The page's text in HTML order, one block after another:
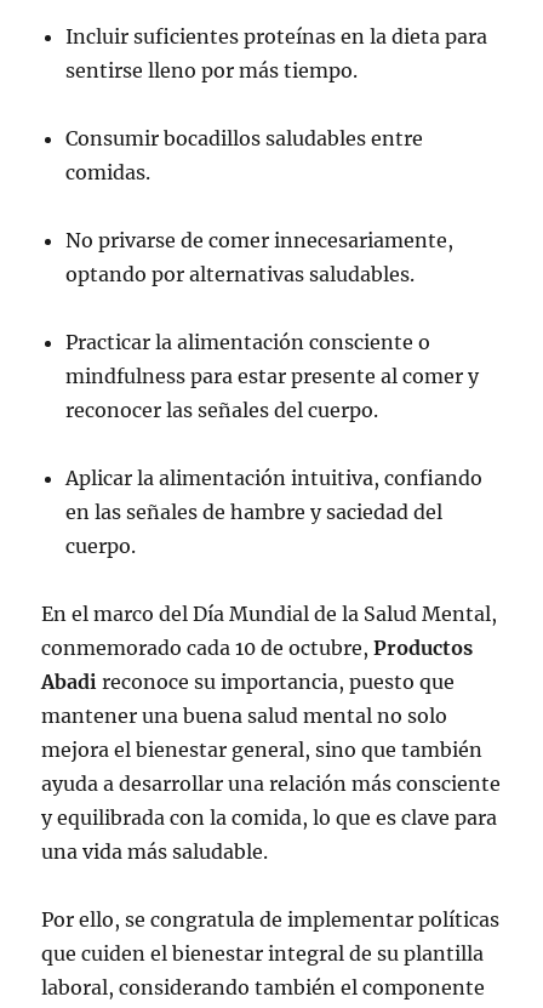
Incluir suficientes proteínas en la dieta para
sentirse lleno por más tiempo.
Consumir bocadillos saludables entre
comidas.
No privarse de comer innecesariamente,
optando por alternativas saludables.
Practicar la alimentación consciente o
mindfulness para estar presente al comer y
reconocer las señales del cuerpo.
Aplicar la alimentación intuitiva, confiando
en las señales de hambre y saciedad del
cuerpo.
En el marco del Día Mundial de la Salud Mental,
conmemorado cada 10 de octubre,Productos
Abadi reconoce su importancia, puesto que
mantener una buena salud mental no solo
mejora el bienestar general, sino que también
ayuda a desarrollar una relación más consciente
y equilibrada con la comida, lo que es clave para
una vida más saludable.
Por ello, se congratula de implementar políticas
que cuiden el bienestar integral de su plantilla
laboral, considerando también el componente